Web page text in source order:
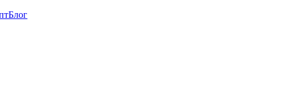
Блог